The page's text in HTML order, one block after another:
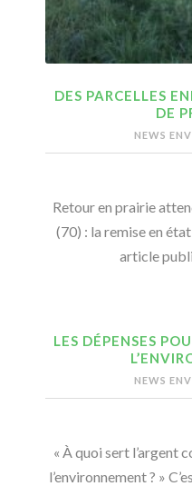
DES PARCELLES
DE
NEWS
Retour en prairie
(70) : la remise en
article
LES DÉPENSES
NEWS
« À quoi sert l’argent
l’environnement ? »